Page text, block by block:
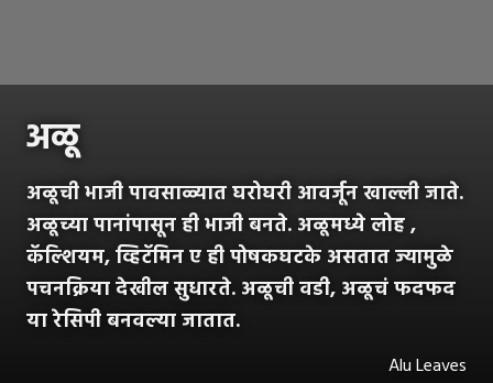
अळू
अळूची भाजी पावसाळ्यात घरोघरी आवर्जून खाल्ली जाते.
अळूच्या पानांपासून ही भाजी बनते. अळूमध्ये लोह ,
कॅल्शियम, व्हिटॅमिन ए ही पोषकघटके असतात ज्यामुळे
पचनक्रिया देखील सुधारते. अळूची वडी, अळूचं फदफद
या रेसिपी बनवल्या जातात.
Alu Leaves